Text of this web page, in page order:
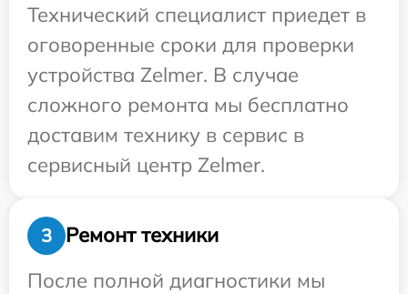
Технический специалист приедет в
оговоренные сроки для проверки
устройства Zelmer. В случае
сложного ремонта мы бесплатно
доставим технику в сервис в
сервисный центр Zelmer.
3
Ремонт техники
После полной диагностики мы